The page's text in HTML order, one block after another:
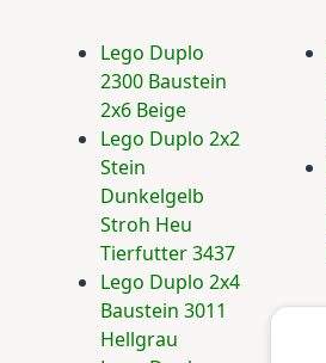
Lego Duplo
2300 Baustein
2x6 Beige
Lego Duplo 2x2
Stein
Dunkelgelb
Stroh Heu
Tierfutter 3437
Lego Duplo 2x4
Baustein 3011
Hellgrau